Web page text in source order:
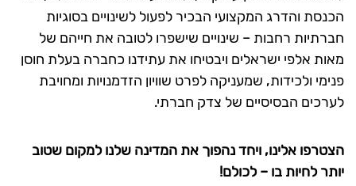
הכנסת והדרג המקצועי הבכיר לפעול לשינויים בסוגיות
חברתיות רחבות – שינויים שישפרו לטובה את חייהם של
מאות אלפי ישראלים ויבטיחו את עתידנו כחברה בעלת חוסן
פנימי ולכידות, שמעניקה לפרט שוויון הזדמנויות ומחויבת
לערכים הבסיסיים של צדק חברתי.
הצטרפו אלינו, ויחד נהפוך את המדינה שלנו למקום שטוב
יותר לחיות בו – לכולם!